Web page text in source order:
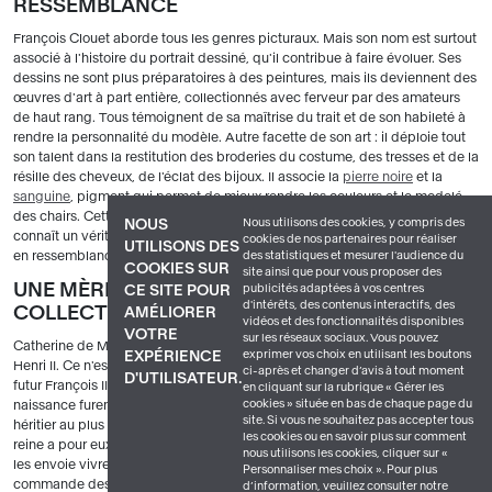
NOUS
UTILISONS DES
COOKIES SUR
CE SITE POUR
AMÉLIORER
VOTRE
EXPÉRIENCE
D'UTILISATEUR.
Nous utilisons des cookies, y compris des
cookies de nos partenaires pour réaliser
des statistiques et mesurer l'audience du
site ainsi que pour vous proposer des
publicités adaptées à vos centres
d'intérêts, des contenus interactifs, des
vidéos et des fonctionnalités disponibles
sur les réseaux sociaux. Vous pouvez
exprimer vos choix en utilisant les boutons
ci-après et changer d’avis à tout moment
en cliquant sur la rubrique « Gérer les
cookies » située en bas de chaque page du
site. Si vous ne souhaitez pas accepter tous
les cookies ou en savoir plus sur comment
nous utilisons les cookies, cliquer sur «
Personnaliser mes choix ». Pour plus
d’information, veuillez consulter notre
RESSEMBLANCE
François Clouet aborde tous les genres picturaux. Mais son nom est surtout
associé à l'histoire du portrait dessiné, qu'il contribue à faire évoluer. Ses
dessins ne sont plus préparatoires à des peintures, mais ils deviennent des
œuvres d'art à part entière, collectionnés avec ferveur par des amateurs
de haut rang. Tous témoignent de sa maîtrise du trait et de son habileté à
rendre la personnalité du modèle. Autre facette de son art : il déploie tout
son talent dans la restitution des broderies du costume, des tresses et de la
résille des cheveux, de l'éclat des bijoux. Il associe la pierre noire et la
sanguine , pigment qui permet de mieux rendre les couleurs et le modelé
des chairs. Cette technique, qui serait née en France au XV
siècle, y
connaît un véritable succès à la
Renaissance, car le dessin gagne encore
en ressemblance avec le modèle.
UNE MÈRE ATTENTIVE ET GRANDE
COLLECTIONNEUSE
Catherine de Médicis image 3
épouse en 1533 le duc d'Orléans, futur
Henri II. Ce n'est qu'en 1544 qu'elle met au monde son premier enfant, le
futur François II. Les onze années d'infertilité qui ont précédé cette
naissance furent éprouvantes pour la jeune femme dont on attendait un
héritier au plus vite. Elle donnera dix enfants au roi, dont six survivront. La
reine a pour eux un véritable attachement. Elle prend soin de leur santé et
les envoie vivre dans la vallée de la Loire, où l'air est réputé plus sain. La
commande des portraits des princes permet à la reine de veiller à distance